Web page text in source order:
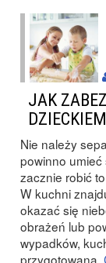
JAK
Nie należy
powinno
zacznie robić
W kuchni
okazać się
obrażeń lub
wypadków,
przygotowana.